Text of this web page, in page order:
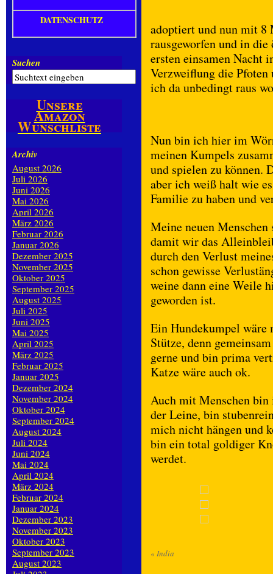
adoptiert und nun mit 8
rausgeworfen und in
ersten einsamen Nacht
Verzweiflung die
ich da unbedingt raus
Nun bin ich hier im
meinen Kumpels
und spielen zu können.
aber ich weiß halt wie
Familie zu haben und
Meine neuen
damit wir das
durch den Verlust
schon gewisse
weine dann eine Weile
geworden ist.
Ein Hundekumpel
Stütze, denn
gerne und bin prima
Katze wäre auch ok.
Auch mit Menschen bin
der Leine, bin
mich nicht hängen und
bin ein total goldiger
werdet.
« India
DATENSCHUTZ
Suchen
Unsere
Amazon
Wunschliste
Archiv
August 2026
Juli 2026
Juni 2026
Mai 2026
April 2026
März 2026
Februar 2026
Januar 2026
Dezember 2025
November 2025
Oktober 2025
September 2025
August 2025
Juli 2025
Juni 2025
Mai 2025
April 2025
März 2025
Februar 2025
Januar 2025
Dezember 2024
November 2024
Oktober 2024
September 2024
August 2024
Juli 2024
Juni 2024
Mai 2024
April 2024
März 2024
Februar 2024
Januar 2024
Dezember 2023
November 2023
Oktober 2023
September 2023
August 2023